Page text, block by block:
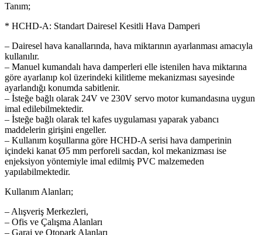
Tanım;
* HCHD-A: Standart Dairesel Kesitli Hava Damperi
– Dairesel hava kanallarında, hava miktarının ayarlanması amacıyla
kullanılır.
– Manuel kumandalı hava damperleri elle istenilen hava miktarına
göre ayarlanıp kol üzerindeki kilitleme mekanizması sayesinde
ayarlandığı konumda sabitlenir.
– İsteğe bağlı olarak 24V ve 230V servo motor kumandasına uygun
imal edilebilmektedir.
– İsteğe bağlı olarak tel kafes uygulaması yaparak yabancı
maddelerin girişini engeller.
– Kullanım koşullarına göre HCHD-A serisi hava damperinin
içindeki kanat Ø5 mm perforeli sacdan, kol mekanizması ise
enjeksiyon yöntemiyle imal edilmiş PVC malzemeden
yapılabilmektedir.
Kullanım Alanları;
– Alışveriş Merkezleri,
– Ofis ve Çalışma Alanları
– Garaj ve Otopark Alanları